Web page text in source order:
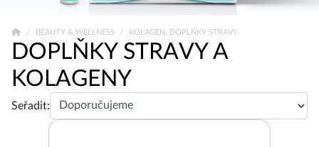
BEAUTY & WELLNESS KOLAGEN, DOPLŇKY STRAVY
DOPLŇKY STRAVY A
KOLAGENY
Seřadit: